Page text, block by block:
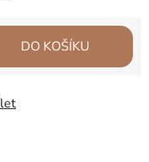
DO KOŠÍKU